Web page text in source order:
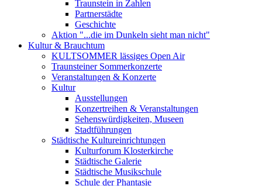
Traunstein in Zahlen
Partnerstädte
Geschichte
Aktion "...die im Dunkeln sieht man nicht"
Kultur & Brauchtum
KULTSOMMER lässiges Open Air
Traunsteiner Sommerkonzerte
Veranstaltungen & Konzerte
Kultur
Ausstellungen
Konzertreihen & Veranstaltungen
Sehenswürdigkeiten, Museen
Stadtführungen
Städtische Kultureinrichtungen
Kulturforum Klosterkirche
Städtische Galerie
Städtische Musikschule
Schule der Phantasie